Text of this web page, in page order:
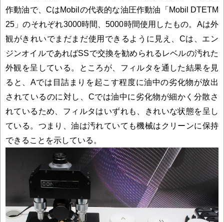
作動油で、CはMobilの代表的な油圧作動油「Mobil DTETM
25」のそれぞれ3000時間、5000時間使用したもの。Aは外
観がきれいでまだまだ使用できるように見え、Cは、エン
ジンオイルであればSSで交換を勧められるレベルの汚れた
外観を呈している。ところが、フィルタを通した結果を見
ると、Aでは目詰まりを起こす程度に油中の劣化物が放出
されているのに対し、Cでは油中に劣化物が細かく分散さ
れているため、フィルタはいずれも、きれいな状態を呈し
ている。つまり、油は汚れていても機械はクリーンに保持
できることを示している。